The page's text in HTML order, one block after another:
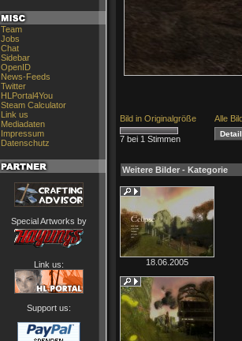
Team
Jobs
Chat
Sidebar
OpenID
News-Feeds
Twitter
HLPortal4You
Steam Calculator
Link us
Mediadaten
Impressum
Datenschutz
Special Artworks by
Link us:
Support us:
Bild in Originalgröße Alle
7 bei 1 Stimmen
Weitere Bilder - Kategorie
18.06.2005